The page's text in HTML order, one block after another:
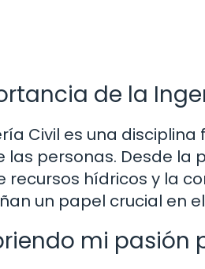
de la
Civil es una
las personas. Desde la
recursos hídricos y la
un papel crucial en
mi pasión